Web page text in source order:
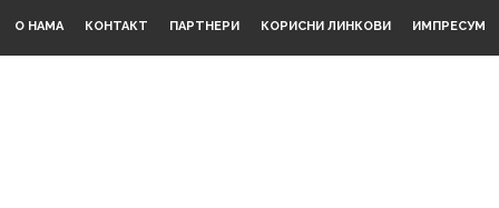
О НАМА КОНТАКТ ПАРТНЕРИ КОРИСНИ ЛИНКОВИ ИМПРЕСУМ